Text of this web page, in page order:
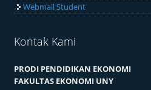
Webmail Student
Kontak Kami
PRODI PENDIDIKAN EKONOMI
FAKULTAS EKONOMI UNY